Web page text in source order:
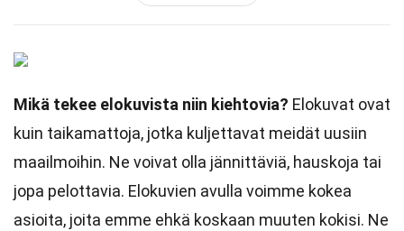
Mikä tekee elokuvista niin kiehtovia? Elokuvat ovat
kuin taikamattoja, jotka kuljettavat meidät uusiin
maailmoihin. Ne voivat olla jännittäviä, hauskoja tai
jopa pelottavia. Elokuvien avulla voimme kokea
asioita, joita emme ehkä koskaan muuten kokisi. Ne